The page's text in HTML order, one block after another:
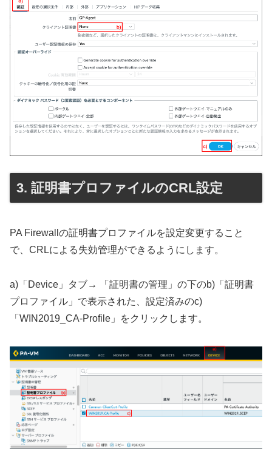
証明書プロファイルのCRL設定
PA Firewallの証明書プロファイルを設定変更すること
で、CRLによる失効管理ができるようにします。
a)「Device」タブ→ 「証明書の管理」の下のb)「証明書
プロファイル」で表示された、設定済みのc)
「WIN2019_CA-Profile」をクリックします。